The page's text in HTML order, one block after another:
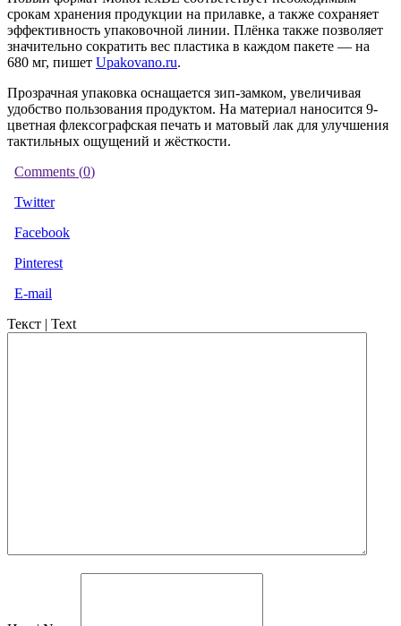
срокам хранения продукции на прилавке, а также сохраняет
эффективность упаковочной линии. Плёнка также позволяет
значительно сократить вес пластика в каждом пакете — на
680 мг, пишет Upakovano.ru.
Прозрачная упаковка оснащается зип-замком, увеличивая
удобство пользования продуктом. На материал наносится 9-
цветная флексографская печать и матовый лак для улучшения
тактильных ощущений и жёсткости.
Comments (0)
Twitter
Facebook
Pinterest
E-mail
Текст | Text